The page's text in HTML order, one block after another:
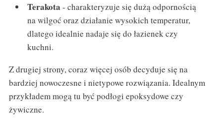
Terakota - charakteryzuje się dużą odpornością
na wilgoć oraz działanie wysokich temperatur,
dlatego idealnie nadaje się do łazienek czy
kuchni.
Z drugiej strony, coraz więcej osób decyduje się na
bardziej nowoczesne i nietypowe rozwiązania. Idealnym
przykładem mogą tu być podłogi epoksydowe czy
żywiczne.